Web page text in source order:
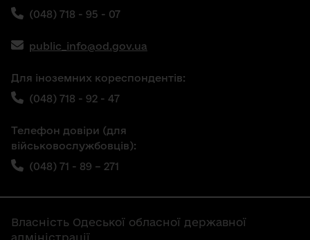
(048) 718 - 95 - 07
public_info@od.gov.ua
Для іноземних кореспондентів:
(048) 718 - 92 - 47
Телефон довіри (для
військовослужбовців):
(048) 71 - 89 – 271
Власність Одеської обласної державної
адміністрації